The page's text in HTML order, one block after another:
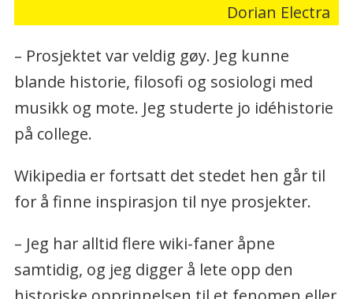
Dorian Electra
– Prosjektet var veldig gøy. Jeg kunne
blande historie, filosofi og sosiologi med
musikk og mote. Jeg studerte jo idéhistorie
på college.
Wikipedia er fortsatt det stedet hen går til
for å finne inspirasjon til nye prosjekter.
– Jeg har alltid flere wiki-faner åpne
samtidig, og jeg digger å lete opp den